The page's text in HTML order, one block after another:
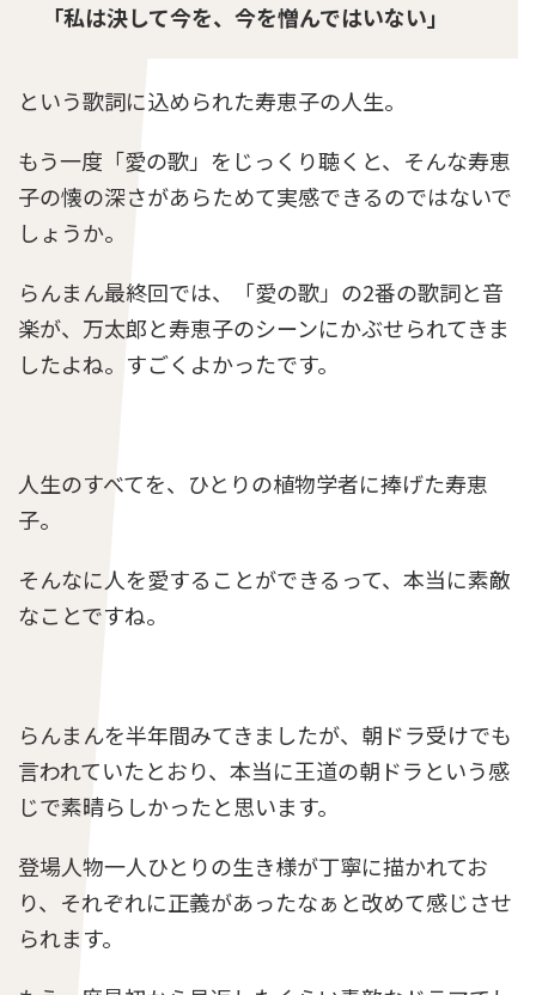
「私は決して今を、今を憎んではいない」
という歌詞に込められた寿恵子の人生。
もう一度「愛の歌」をじっくり聴くと、そんな寿恵
子の懐の深さがあらためて実感できるのではないで
しょうか。
らんまん最終回では、「愛の歌」の2番の歌詞と音
楽が、万太郎と寿恵子のシーンにかぶせられてきま
したよね。すごくよかったです。
人生のすべてを、ひとりの植物学者に捧げた寿恵
子。
そんなに人を愛することができるって、本当に素敵
なことですね。
らんまんを半年間みてきましたが、朝ドラ受けでも
言われていたとおり、本当に王道の朝ドラという感
じで素晴らしかったと思います。
登場人物一人ひとりの生き様が丁寧に描かれてお
り、それぞれに正義があったなぁと改めて感じさせ
られます。